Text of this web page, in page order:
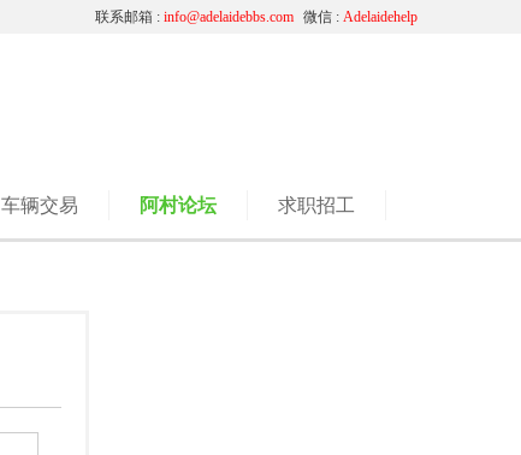
微信 : Adelaidehelp
联系邮箱 : info@adelaidebbs.com
车辆交易 阿村论坛 求职招工